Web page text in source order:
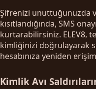
Şifrenizi unuttuğunuzda
kısıtlandığında, SMS
kurtarabilirsiniz. ELEV8,
kimliğinizi doğrulayarak
hesabınıza yeniden
Kimlik Avı